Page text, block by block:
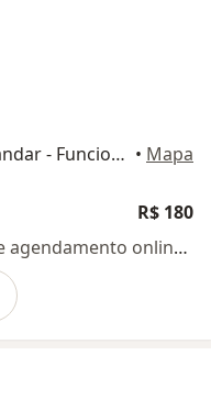
Av. Getúlio Vargas, 874, 11° andar - Funcionários, Belo Horizonte • Mapa
R$ 180
Esse especialista não oferece agendamento online para esse endereço.